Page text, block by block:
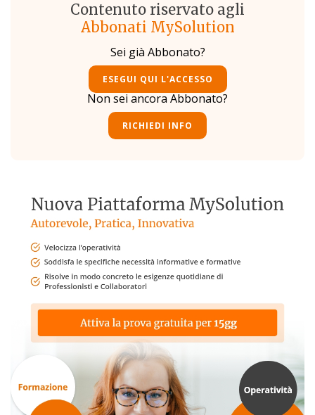
Contenuto riservato agli
Abbonati MySolution
Sei già Abbonato?
ESEGUI QUI L'ACCESSO
Non sei ancora Abbonato?
RICHIEDI INFO